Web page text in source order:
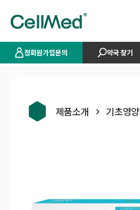
정회원가입문의 약국 찾기
제품소개 기초영양